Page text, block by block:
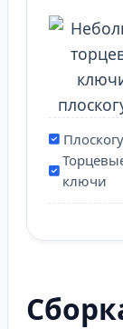
ключи